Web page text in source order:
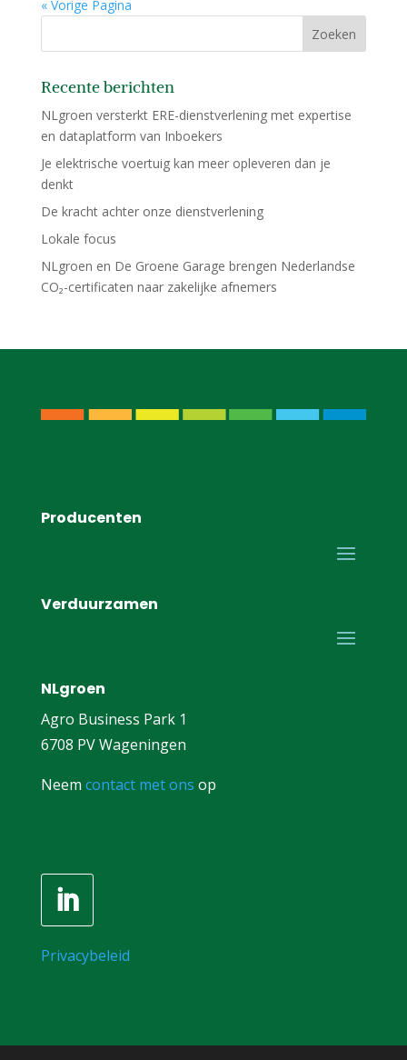
« Vorige Pagina
Recente berichten
NLgroen versterkt ERE-dienstverlening met expertise
en dataplatform van Inboekers
Je elektrische voertuig kan meer opleveren dan je
denkt
De kracht achter onze dienstverlening
Lokale focus
NLgroen en De Groene Garage brengen Nederlandse
CO₂-certificaten naar zakelijke afnemers
Producenten
Verduurzamen
NLgroen
Agro Business Park 1
6708 PV Wageningen
Neem contact met ons op
Privacybeleid